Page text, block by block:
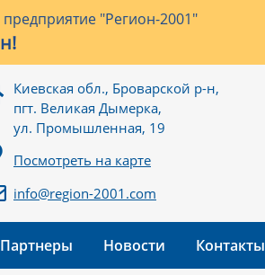
"Регион-2001"
Киевская обл., Броварской р-н,
пгт. Великая Дымерка,
ул. Промышленная, 19
Посмотреть на карте
info@region-2001.com
Партнеры Новости Контакты